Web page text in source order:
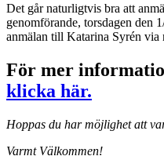
Det går naturligtvis bra att
genomförande, torsdagen den
anmälan till Katarina Syrén via
För mer
klicka här.
Hoppas du har möjlighet att
Varmt Välkommen!